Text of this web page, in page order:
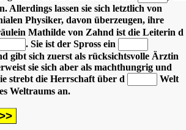
Allerdings lassen sie sich letztlich von
Physiker, davon überzeugen, ihre
Mathilde von Zahnd ist die Leiterin d
. Sie ist der Spross ein
gibt sich zuerst als rücksichtsvolle Ärztin
sie sich aber als machthungrig und
strebt die Herrschaft über d
Welt
Weltraums an.